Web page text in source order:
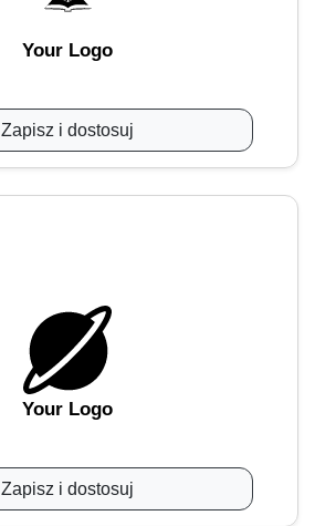
Your Logo
Zapisz i dostosuj
Your Logo
Zapisz i dostosuj